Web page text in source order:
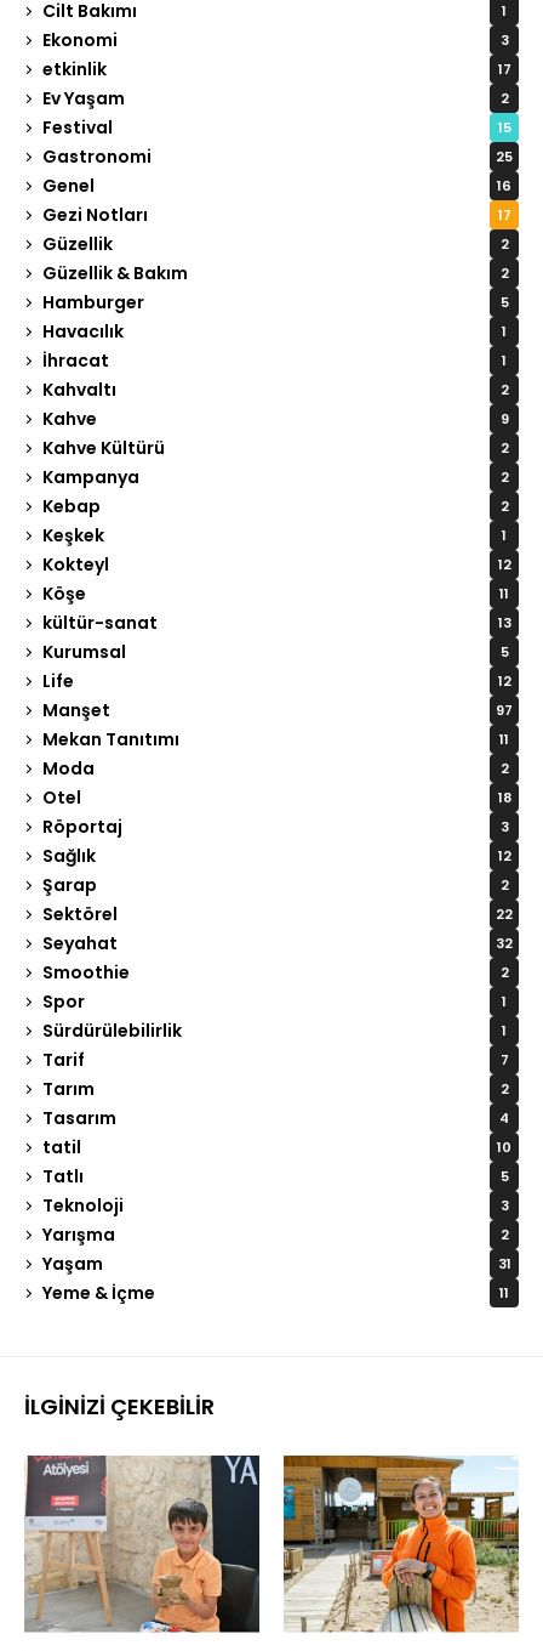
Cilt Bakımı 1
Ekonomi 3
etkinlik 17
Ev Yaşam 2
Festival 15
Gastronomi 25
Genel 16
Gezi Notları 17
Güzellik 2
Güzellik & Bakım 2
Hamburger 5
Havacılık 1
İhracat 1
Kahvaltı 2
Kahve 9
Kahve Kültürü 2
Kampanya 2
Kebap 2
Keşkek 1
Kokteyl 12
Köşe 11
kültür-sanat 13
Kurumsal 5
Life 12
Manşet 97
Mekan Tanıtımı 11
Moda 2
Otel 18
Röportaj 3
Sağlık 12
Şarap 2
Sektörel 22
Seyahat 32
Smoothie 2
Spor 1
Sürdürülebilirlik 1
Tarif 7
Tarım 2
Tasarım 4
tatil 10
Tatlı 5
Teknoloji 3
Yarışma 2
Yaşam 31
Yeme & İçme 11
İLGINIZI ÇEKEBILIR